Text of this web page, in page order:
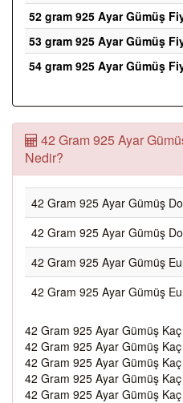
52 gram 925 Ayar Gümüş
53 gram 925 Ayar Gümüş
54 gram 925 Ayar Gümüş
42 Gram 925 Ayar
Nedir?
42 Gram 925 Ayar Gümüş
42 Gram 925 Ayar Gümüş
42 Gram 925 Ayar Gümüş
42 Gram 925 Ayar Gümüş
42 Gram 925 Ayar Gümüş
42 Gram 925 Ayar Gümüş
42 Gram 925 Ayar Gümüş
42 Gram 925 Ayar Gümüş
42 Gram 925 Ayar Gümüş